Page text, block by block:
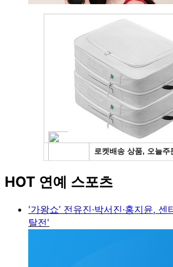
HOT 연예 스포츠
'가왕쇼’ 전유진·박서진·홍지윤,
탈전'